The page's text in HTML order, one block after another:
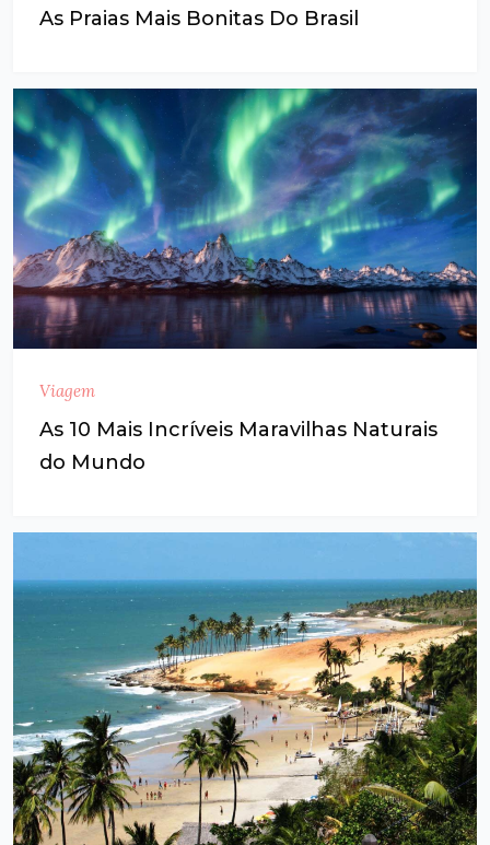
As Praias Mais Bonitas Do Brasil
Viagem
As 10 Mais Incríveis Maravilhas Naturais
do Mundo